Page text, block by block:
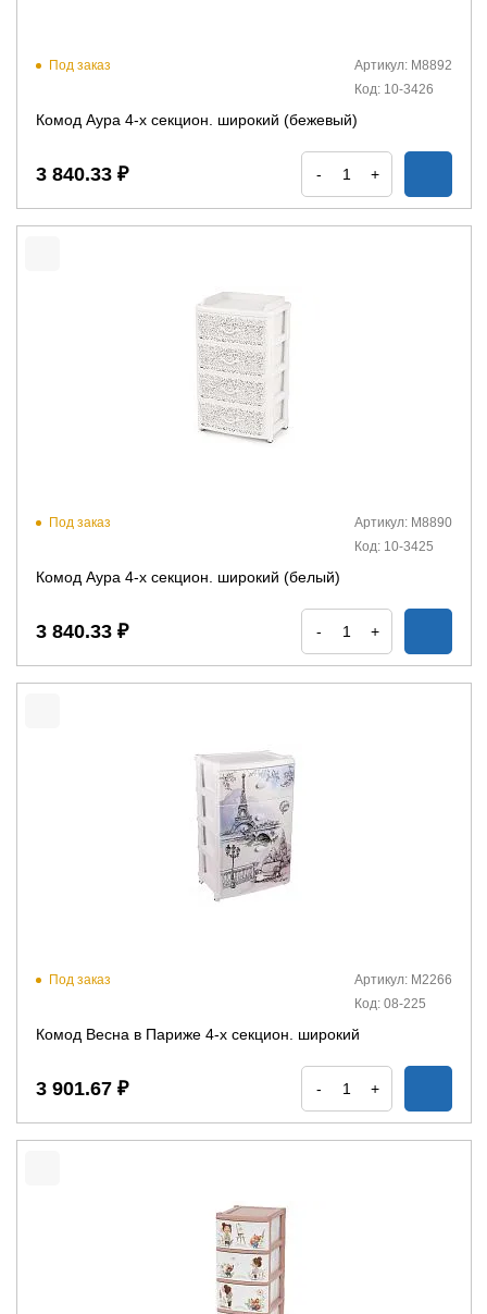
Под заказ
Артикул: М8892
Код: 10-3426
Комод Аура 4-х секцион. широкий (бежевый)
3 840.33 ₽ - +
Под заказ
Артикул: М8890
Код: 10-3425
Комод Аура 4-х секцион. широкий (белый)
3 840.33 ₽ - +
Под заказ
Артикул: М2266
Код: 08-225
Комод Весна в Париже 4-х секцион. широкий
3 901.67 ₽ - +